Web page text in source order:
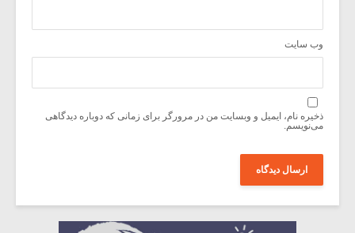
وب‌ سایت
ذخیره نام، ایمیل و وبسایت من در مرورگر برای زمانی که دوباره دیدگاهی
می‌نویسم.